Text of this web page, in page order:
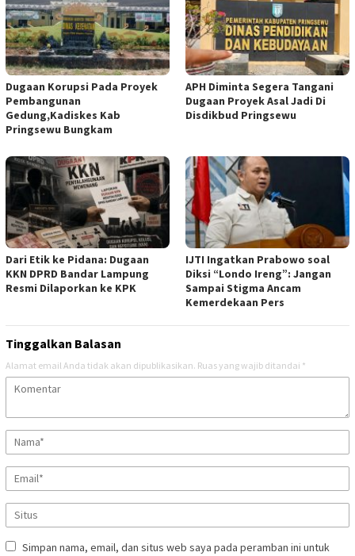
Dugaan Korupsi Pada Proyek
Pembangunan
Gedung,Kadiskes Kab
Pringsewu Bungkam
APH Diminta Segera Tangani
Dugaan Proyek Asal Jadi Di
Disdikbud Pringsewu
Dari Etik ke Pidana: Dugaan
KKN DPRD Bandar Lampung
Resmi Dilaporkan ke KPK
IJTI Ingatkan Prabowo soal
Diksi “Londo Ireng”: Jangan
Sampai Stigma Ancam
Kemerdekaan Pers
Tinggalkan Balasan
Alamat email Anda tidak akan dipublikasikan. Ruas yang wajib ditandai *
Simpan nama, email, dan situs web saya pada peramban ini untuk